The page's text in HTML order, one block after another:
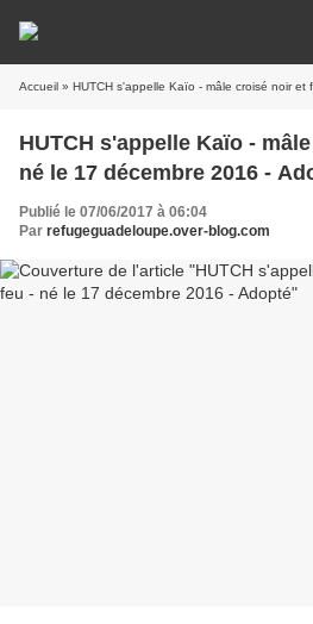
Accueil » HUTCH s'appelle Kaïo - mâle croisé noir et
HUTCH s'appelle Kaïo -
né le 17 décembre 2016 -
Publié le 07/06/2017 à 06:04
Par refugeguadeloupe.over-blog.com